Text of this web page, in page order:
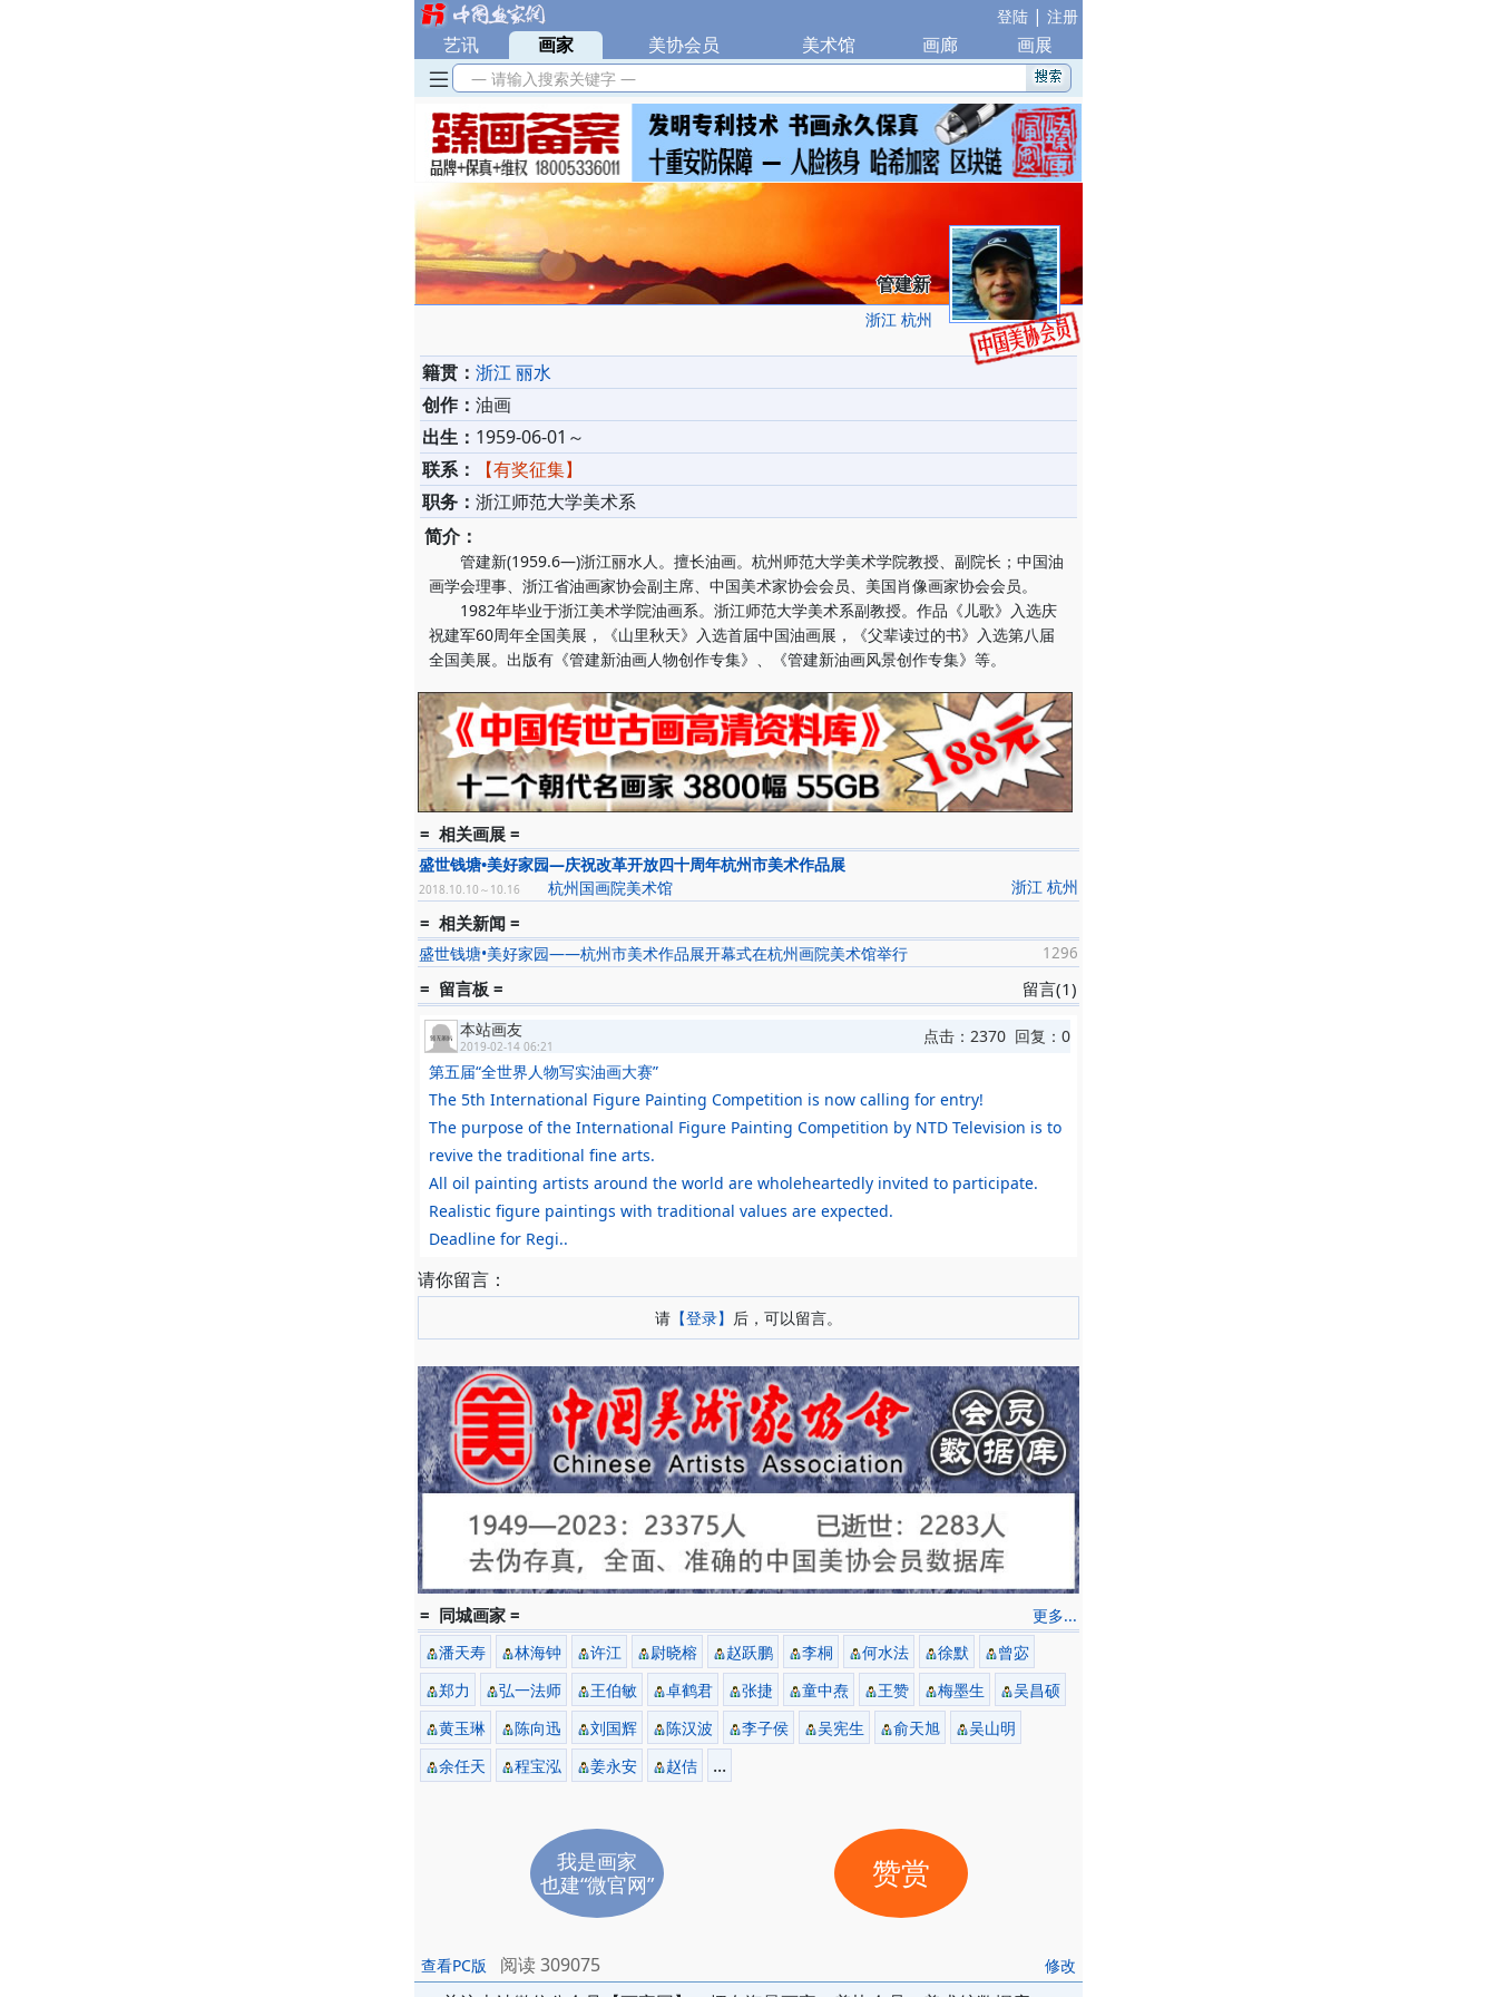
登陆 | 注册
艺讯 | 画家 美协会员 美术馆 画廊 画展
— 请输入搜索关键字 —
管建新
浙江 杭州
籍贯： 浙江 丽水
创作： 油画
出生： 1959-06-01～
联系：
【有奖征集】
职务： 浙江师范大学美术系
简介：
管建新(1959.6—)浙江丽水人。擅长油画。杭州师范大学美术学院教授、副院长；中国油
画学会理事、浙江省油画家协会副主席、中国美术家协会会员、美国肖像画家协会会员。
1982年毕业于浙江美术学院油画系。浙江师范大学美术系副教授。作品《儿歌》入选庆
祝建军60周年全国美展，《山里秋天》入选首届中国油画展，《父辈读过的书》入选第八届
全国美展。出版有《管建新油画人物创作专集》、《管建新油画风景创作专集》等。
= 相关画展 =
盛世钱塘•美好家园—庆祝改革开放四十周年杭州市美术作品展
浙江 杭州
2018.10.10～10.16 杭州国画院美术馆
= 相关新闻 =
1296
盛世钱塘•美好家园——杭州市美术作品展开幕式在杭州画院美术馆举行
留言(1)
= 留言板 =
本站画友
2019-02-14 06:21
点击：2370 回复：0
第五届“全世界人物写实油画大赛”
The 5th International Figure Painting Competition is now calling for entry!
The purpose of the International Figure Painting Competition by NTD Television is to
revive the traditional fine arts.
All oil painting artists around the world are wholeheartedly invited to participate.
Realistic figure paintings with traditional values are expected.
Deadline for Regi..
请你留言：
请 【登录】 后，可以留言。
更多...
= 同城画家 =
潘天寿 林海钟 许江 尉晓榕 赵跃鹏 李桐 何水法 徐默
曾宓
郑力
弘一法师 王伯敏 卓鹤君 张捷 童中焘 王赞 梅墨生
吴昌硕
黄玉琳
陈向迅 刘国辉 陈汉波 李子侯 吴宪生 俞天旭
吴山明
余任天
程宝泓 姜永安 赵佶 ...
我是画家
也建“微官网”
赞赏
修改
查看PC版
阅读 309075